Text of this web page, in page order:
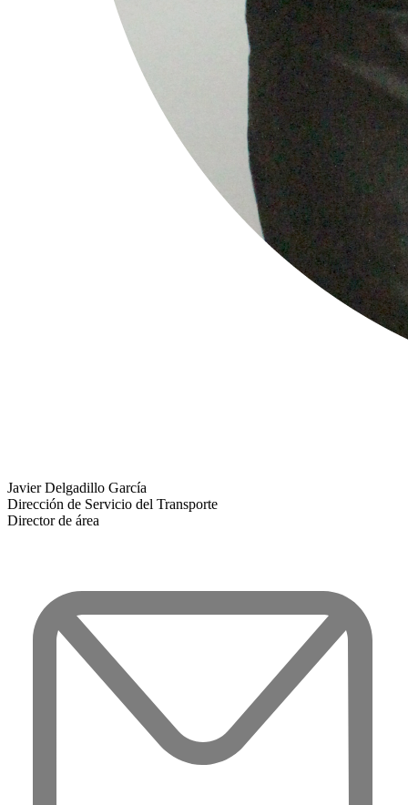
Javier Delgadillo García
Dirección de Servicio del Transporte
Director de área